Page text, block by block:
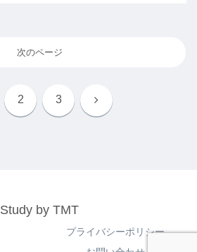
次のページ
2 3 次
Study by TMT
プライバシーポリシー